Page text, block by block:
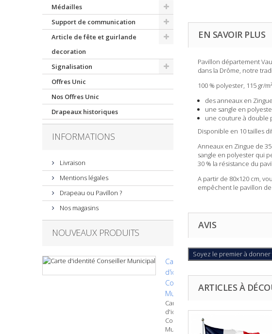
Médailles
Support de communication
Article de fête et guirlande
decoration
Signalisation
Offres Unic
Nos Offres Unic
Drapeaux historiques
INFORMATIONS
Livraison
Mentions légales
Drapeau ou Pavillon ?
Nos magasins
NOUVEAUX PRODUITS
Carte
d'identité
Conseiller
Municipal
Carte
d'identité
Conseiller
Municipal
EN SAVOIR PLUS
Pavillon département
dans la Drôme, notre
100 % polyester, 115 gr/
des anneaux en Zingue
une sangle en
une couture à double
Disponible en 10 tailles
Anneaux en Zingue de
sangle en polyester qui
30 % la résistance du
A partir de 80x120 cm,
empêchent le pavillon
AVIS
Soyez le premier à donner
ARTICLES À